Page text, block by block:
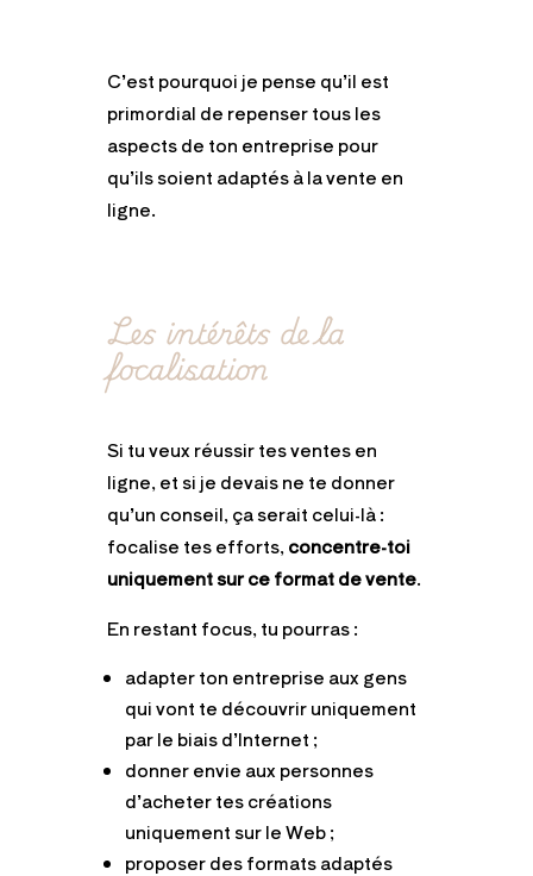
C’est pourquoi je pense qu’il est
primordial de repenser tous les
aspects de ton entreprise pour
qu’ils soient adaptés à la vente en
ligne.
Les intérêts de la
focalisation
Si tu veux réussir tes ventes en
ligne, et si je devais ne te donner
qu’un conseil, ça serait celui-là :
focalise tes efforts, concentre-toi
uniquement sur ce format de vente.
En restant focus, tu pourras :
adapter ton entreprise aux gens
qui vont te découvrir uniquement
par le biais d’Internet ;
donner envie aux personnes
d’acheter tes créations
uniquement sur le Web ;
proposer des formats adaptés